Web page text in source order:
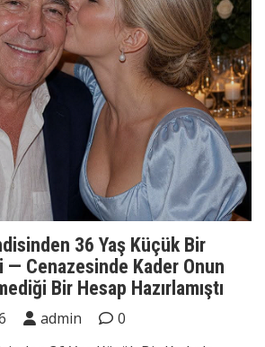
36 Yaş Küçük Bir
— Cenazesinde Kader Onun
Bir Hesap Hazırlamıştı
admin
0